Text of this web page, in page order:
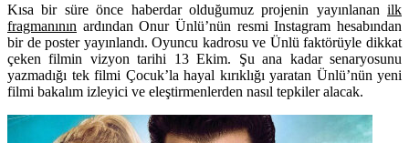
Kısa bir süre önce haberdar olduğumuz projenin yayınlanan ilk
fragmanının ardından Onur Ünlü’nün resmi Instagram hesabından
bir de poster yayınlandı. Oyuncu kadrosu ve Ünlü faktörüyle dikkat
çeken filmin vizyon tarihi 13 Ekim. Şu ana kadar senaryosunu
yazmadığı tek filmi Çocuk’la hayal kırıklığı yaratan Ünlü’nün yeni
filmi bakalım izleyici ve eleştirmenlerden nasıl tepkiler alacak.